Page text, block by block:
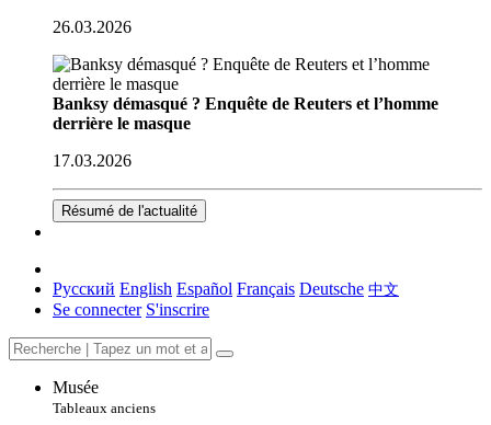
26.03.2026
Banksy démasqué ? Enquête de Reuters et l’homme
derrière le masque
17.03.2026
Résumé de l'actualité
Русский English Español Français Deutsche 中文
Se connecter S'inscrire
Musée
Tableaux anciens